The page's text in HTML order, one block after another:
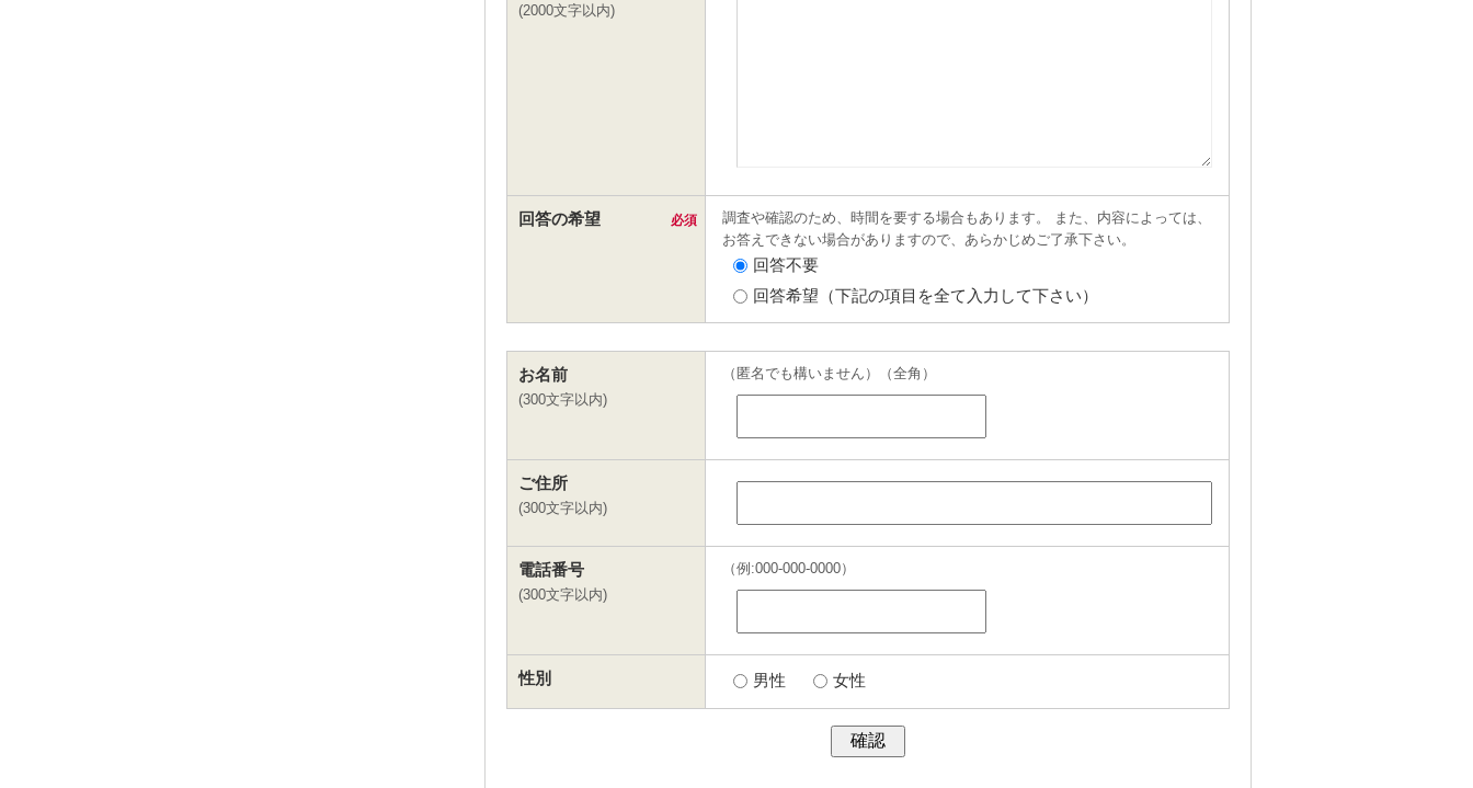
(2000文字以内)
回答の希望 必須
調査や確認のため、時間を要する場合もあります。 また、内容によっては、
お答えできない場合がありますので、あらかじめご了承下さい。
回答不要
回答希望（下記の項目を全て入力して下さい）
お名前
(300文字以内)
（匿名でも構いません）（全角）
ご住所
(300文字以内)
電話番号
(300文字以内)
（例:000-000-0000）
性別 男性 女性